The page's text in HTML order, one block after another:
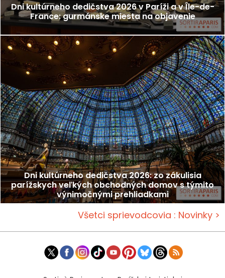
Dni kultúrneho dedičstva 2026 v Paríži a v Île-de-
France: gurmánske miesta na objavenie
Dni kultúrneho dedičstva 2026: zo zákulisia
parížskych veľkých obchodných domov s týmito
výnimočnými prehliadkami
Všetci sprievodcovia : Novinky >